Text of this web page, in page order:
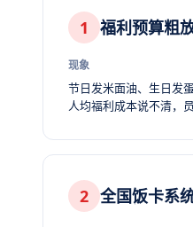
1 福利预算粗
现象
节日发米面油、生日发
人均福利成本说不清，
2 全国饭卡系